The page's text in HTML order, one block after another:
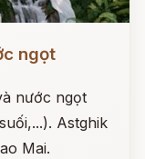
ngọt
nước ngọt
Astghik
Mai.